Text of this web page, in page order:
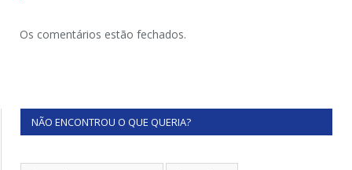
Os comentários estão fechados.
NÃO ENCONTROU O QUE QUERIA?